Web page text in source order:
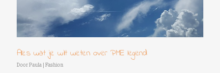
Alles wat je wilt weten over PME legend
Door Paula Fashion